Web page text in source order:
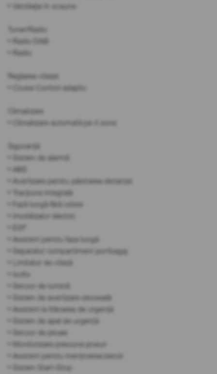
• Ventilație în scaune
Tuner/Radio
• Radio DAB
• Radio
Reglarea vitezei
• Cruise Control adaptiv
Climatizare
• Climatizare automată pe 4 zone
Siguranță
• Sistem de alarmă
• ABS
• Avertizare pentru păstrarea distanței
• Tracțiune integrală
• Fază lungă fără orbire
• Imobilizator electric
• Asistent pentru faza lungă
• Separator compartiment portbagaj
• Limitator de viteză
• Isofix
• Senzor de lumină
• Sistem de avertizare oboseală
• Asistent la frânarea de urgență
• Sistem de apel de urgență
• Senzor de ploaie
• Monitorizare presiune pneuri
• Asistent pentru menținerea benzii
• Sistem Start-Stop